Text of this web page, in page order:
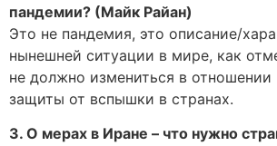
пандемии? (Майк Райан)
Это не пандемия, это описание/
нынешней ситуации в мире, как
не должно измениться в
защиты от вспышки в странах.
3. О мерах в Иране – что нужно